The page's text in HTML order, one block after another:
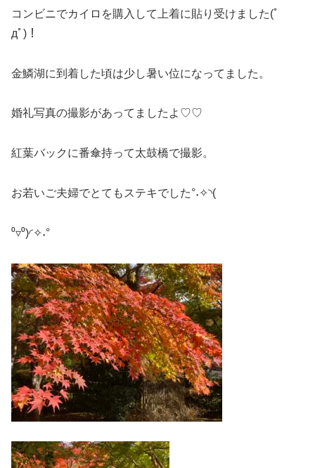
コンビニでカイロを購入して上着に貼り受けました(ﾟ
дﾟ)！
金鱗湖に到着した頃は少し暑い位になってました。
婚礼写真の撮影があってましたよ♡♡
紅葉バックに番傘持って太鼓橋で撮影。
お若いご夫婦でとてもステキでした°˖✧◝(
⁰▿⁰)◜✧˖°